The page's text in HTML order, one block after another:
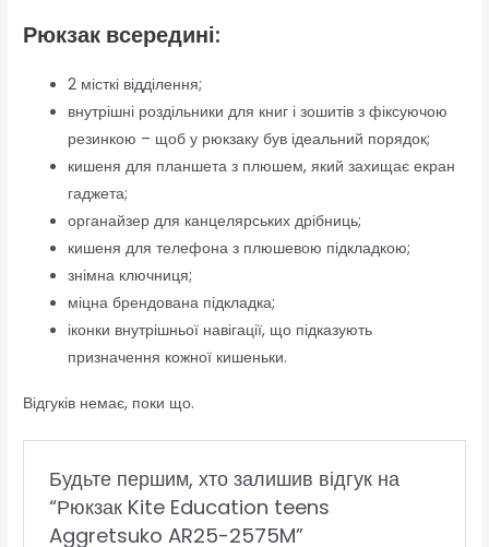
Рюкзак всередині:
2 місткі відділення;
внутрішні роздільники для книг і зошитів з фіксуючою
резинкою – щоб у рюкзаку був ідеальний порядок;
кишеня для планшета з плюшем, який захищає екран
гаджета;
органайзер для канцелярських дрібниць;
кишеня для телефона з плюшевою підкладкою;
знімна ключниця;
міцна брендована підкладка;
іконки внутрішньої навігації, що підказують
призначення кожної кишеньки.
Відгуків немає, поки що.
Будьте першим, хто залишив відгук на
“Рюкзак Kite Education teens
Aggretsuko AR25-2575M”